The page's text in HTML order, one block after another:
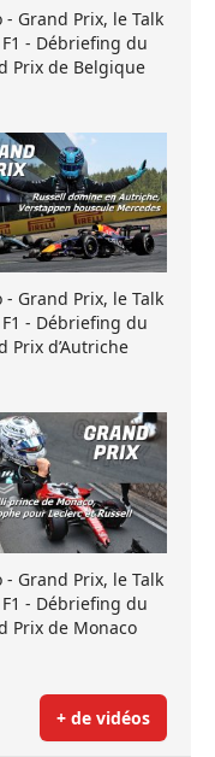
- Grand Prix, le Talk
- Débriefing du
Prix de Belgique
- Grand Prix, le Talk
- Débriefing du
Prix d’Autriche
- Grand Prix, le Talk
- Débriefing du
Prix de Monaco
+ de vidéos